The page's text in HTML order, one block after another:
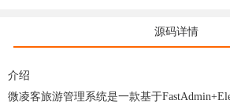
源码详情
介绍
微凌客旅游管理系统是一款基于